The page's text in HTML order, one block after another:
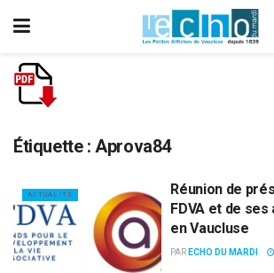
Étiquette :Aprova84
ACTUALITÉ
Réunion de
FDVA et de
en Vaucluse
PAR ECHO DU MARDI